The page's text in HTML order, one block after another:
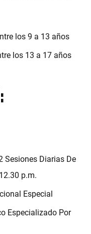
los 9 a 13 años
los 13 a 17 años
Sesiones Diarias De
p.m.
Especial
Especializado Por